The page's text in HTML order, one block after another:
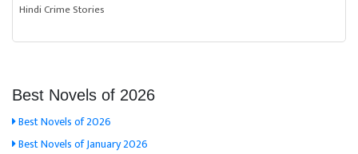
Hindi Crime Stories
Best Novels of 2026
Best Novels of 2026
Best Novels of January 2026